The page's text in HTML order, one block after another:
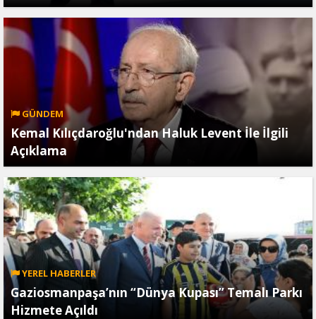
GÜNDEM
Kemal Kılıçdaroğlu'ndan Haluk Levent İle İlgili
Açıklama
YEREL HABERLER
Gaziosmanpaşa’nın “Dünya Kupası” Temalı Parkı
Hizmete Açıldı